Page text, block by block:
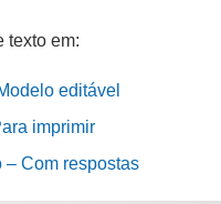
texto em:
editável
imprimir
– Com respostas